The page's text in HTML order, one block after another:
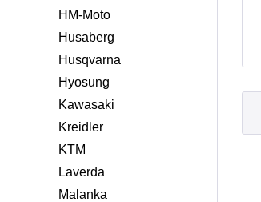
HM-Moto
Husaberg
Husqvarna
Hyosung
Kawasaki
Kreidler
KTM
Laverda
Malanka